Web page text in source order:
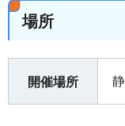
場所
開催場所